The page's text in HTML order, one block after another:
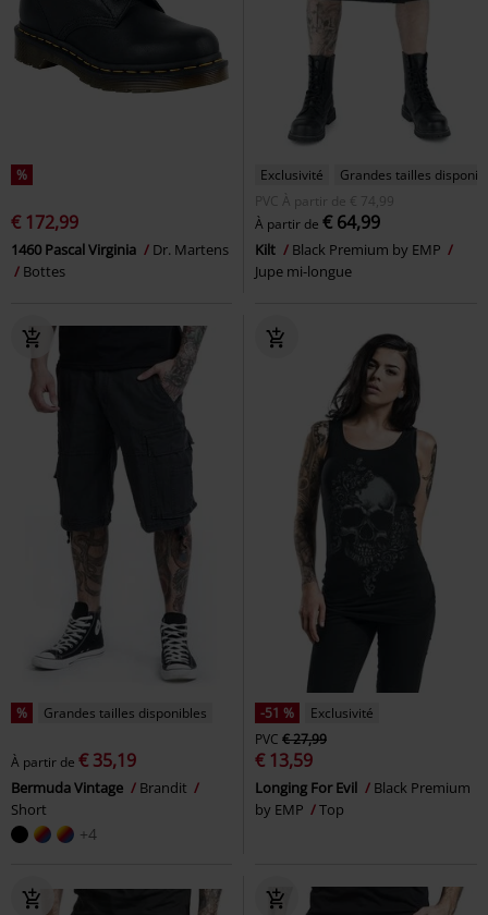
%
€ 172,99
1460 Pascal Virginia
Dr. Martens
Bottes
Exclusivité
Grandes tailles
PVC
À partir de € 74,99
À partir de € 64,99
Kilt
Black Premium by EMP
Jupe mi-longue
% Grandes tailles disponibles
À partir de € 35,19
Bermuda Vintage
Brandit
Short
+4
-51 %
Exclusivité
PVC € 27,99
€ 13,59
Longing For Evil
Black Premium
by EMP
Top